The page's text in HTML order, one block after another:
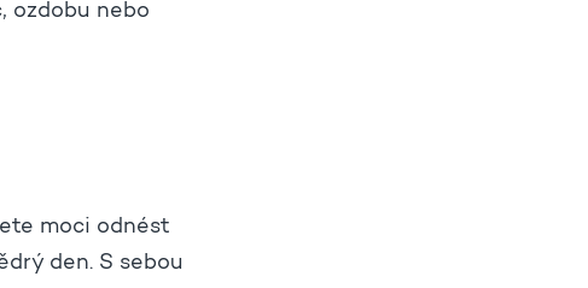
ozdobu nebo
moci odnést
den. S sebou